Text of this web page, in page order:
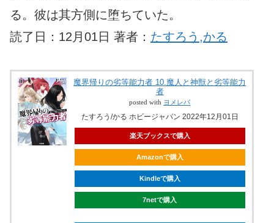
る。彼は其方側に堕ちていた。
読了日：12月01日 著者： たすろう,かる
魔界帰りの劣等能力者 10.魔人と神獣と劣等能力
者
posted with ヨメレバ
たすろう/かる ホビージャパン 2022年12月01日
楽天ブックスで購入
Amazonで購入
Kindleで購入
7netで購入